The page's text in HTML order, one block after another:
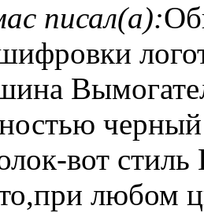
писал(а):
вот
любом